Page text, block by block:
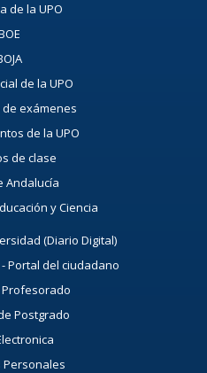
de la UPO
de la UPO
exámenes
de la UPO
de clase
Andalucía
y Ciencia
(Diario Digital)
Portal del ciudadano
Postgrado
Personales